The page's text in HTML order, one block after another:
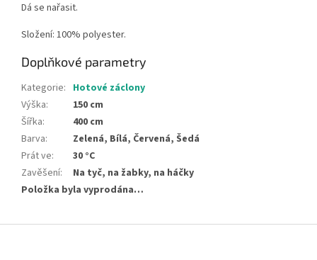
Dá se nařasit.
Složení: 100% polyester.
Doplňkové parametry
Kategorie: Hotové záclony
Výška:
150 cm
Šířka:
400 cm
Barva:
Zelená, Bílá, Červená, Šedá
Prát ve:
30 °C
Zavěšení:
Na tyč, na žabky, na háčky
Položka byla vyprodána…